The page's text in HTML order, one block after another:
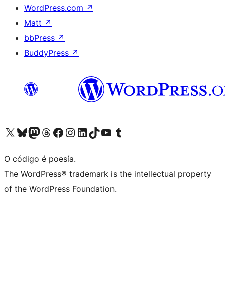
WordPress.com ↗
Matt ↗
bbPress ↗
BuddyPress ↗
Visita la cuenta de X (anteriormente Twitter)
Visita a nosa conta de Bluesky
Visita a nosa conta de Mastodon
Visita a nosa conta de Threads
Visita a nosa páxina de Facebook
Visita a nosa conta de Instagram
Visita a nosa conta de LinkedIn
Visita a nosa conta de TikTok
Visita a nosa canle de YouTube
Visita a nosa conta de Tumblr
O código é poesía.
The WordPress® trademark is the intellectual property
of the WordPress Foundation.